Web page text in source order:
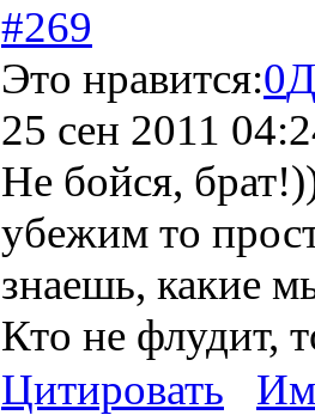
#269
Это нравится:0
25 сен 2011
Не бойся,
убежим то
знаешь, какие
Кто не флудит,
Цитировать